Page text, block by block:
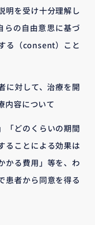
明を受け十分理解し
の自由意思に基づ
る（consent）こと
に対して、治療を開
内容について
「どのくらいの期間
ることによる効果は
かる費用」等を、わ
患者から同意を得る